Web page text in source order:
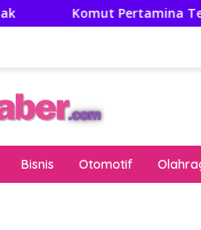
Komut Pertamina Tegaskan
Bisnis Otomotif